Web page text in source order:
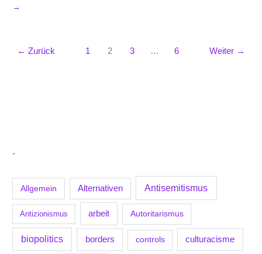
.
Allgemein Alternativen Antisemitismus
Antizionismus arbeit Autoritarismus
biopolitics borders controls culturacisme
→
← Zurück 1 2 3 … 6 Weiter →